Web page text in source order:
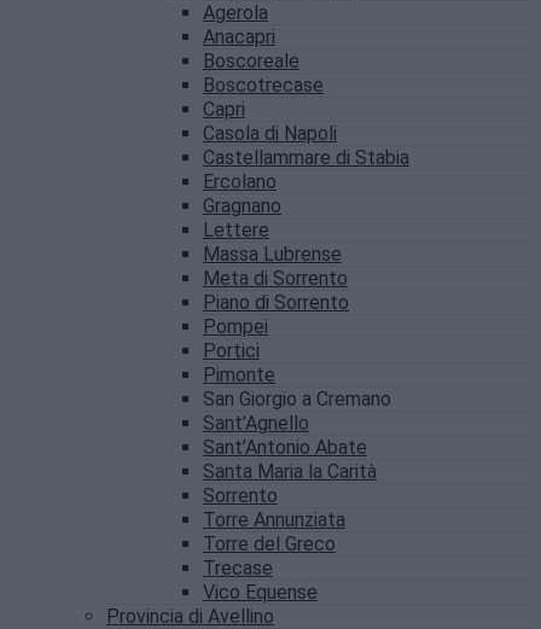
Agerola
Anacapri
Boscoreale
Boscotrecase
Capri
Casola di Napoli
Castellammare di Stabia
Ercolano
Gragnano
Lettere
Massa Lubrense
Meta di Sorrento
Piano di Sorrento
Pompei
Portici
Pimonte
San Giorgio a Cremano
Sant’Agnello
Sant’Antonio Abate
Santa Maria la Carità
Sorrento
Torre Annunziata
Torre del Greco
Trecase
Vico Equense
Provincia di Avellino